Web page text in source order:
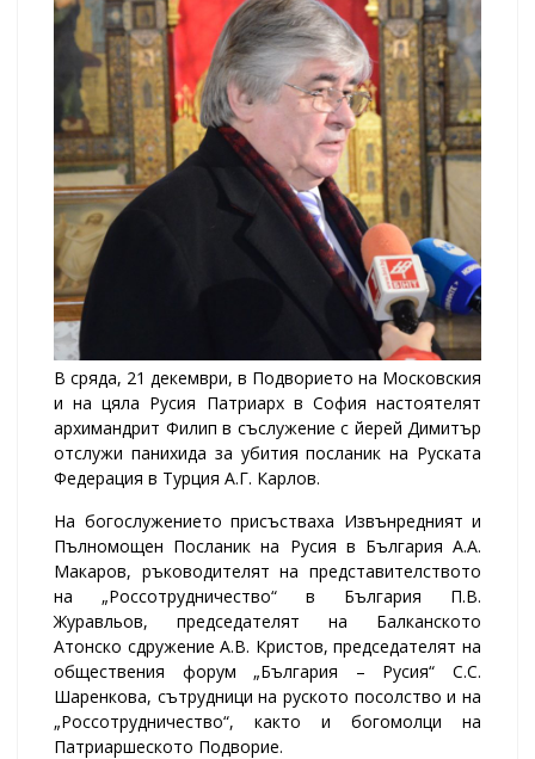
В сряда, 21 декември, в Подворието на Московския
и на цяла Русия Патриарх в София настоятелят
архимандрит Филип в съслужение с йерей Димитър
отслужи панихида за убития посланик на Руската
Федерация в Турция А.Г. Карлов.
На богослужението присъстваха Извънредният и
Пълномощен Посланик на Русия в България А.А.
Макаров, ръководителят на представителството
на „Россотрудничество“ в България П.В.
Журавльов, председателят на Балканското
Атонско сдружение А.В. Кристов, председателят на
обществения форум „България – Русия“ С.С.
Шаренкова, сътрудници на руското посолство и на
„Россотрудничество“, както и богомолци на
Патриаршеското Подворие.